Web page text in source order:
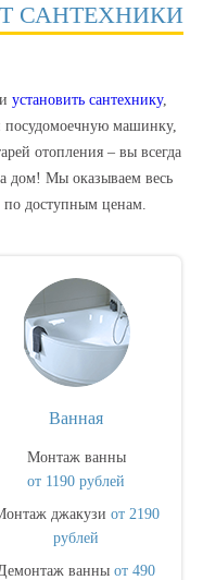
САНТЕХНИКИ
установить сантехнику,
посудомоечную машинку,
отопления – вы всегда
дом! Мы оказываем весь
по доступным ценам.
Ванная
Монтаж ванны
от 1190 рублей
джакузи от 2190
рублей
ванны от 490